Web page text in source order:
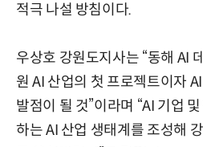
적극 나설 방침이다.
우상호 강원도지사는 “동해 AI
원 AI 산업의 첫 프로젝트이자
발점이 될 것”이라며 “AI 기업
하는 AI 산업 생태계를 조성해